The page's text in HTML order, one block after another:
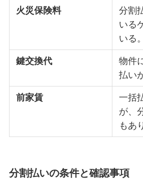
火災保険料
分割
いる
いる。
鍵交換代
物件
払い
前家賃
一括
が、
もあ
分割払いの条件と確認事項